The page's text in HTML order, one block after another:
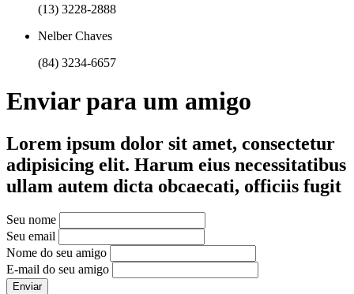
(13) 3228-2888
Nelber Chaves
(84) 3234-6657
Enviar para um amigo
Lorem ipsum dolor sit amet, consectetur
adipisicing elit. Harum eius necessitatibus
ullam autem dicta obcaecati, officiis fugit
Seu nome
Seu email
Nome do seu amigo
E-mail do seu amigo
Enviar